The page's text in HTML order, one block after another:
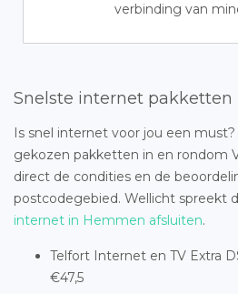
verbinding van
Snelste internet pakketten
Is snel internet voor jou een
gekozen pakketten in en rondom
direct de condities en de
postcodegebied. Wellicht spreekt
internet in Hemmen afsluiten.
Telfort Internet en TV Extra
€47,5